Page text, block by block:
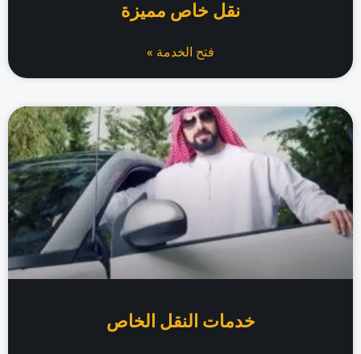
نقل خاص مميزة
فتح الخدمة »
خدمات النقل الخاص